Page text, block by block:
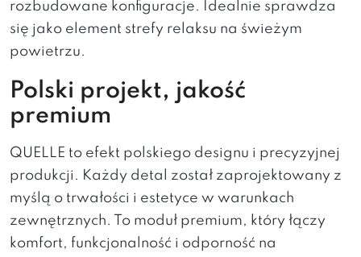
rozbudowane konfiguracje. Idealnie sprawdza
się jako element strefy relaksu na świeżym
powietrzu.
Polski projekt, jakość
premium
QUELLE to efekt polskiego designu i precyzyjnej
produkcji. Każdy detal został zaprojektowany z
myślą o trwałości i estetyce w warunkach
zewnętrznych. To moduł premium, który łączy
komfort, funkcjonalność i odporność na